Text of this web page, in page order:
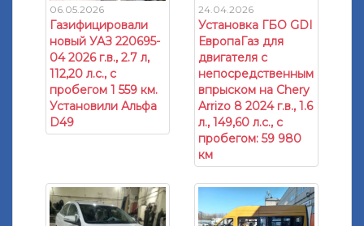
06.05.2026
Газифицировали
новый УАЗ 220695-
04 2026 г.в., 2.7 л,
112,20 л.с., с
пробегом 1 559 км.
Установили Альфа
D49
24.04.2026
Установка ГБО GDI
ЕвропаГаз для
двигателя с
непосредственным
впрыском на Chery
Arrizo 8 2024 г.в., 1.6
л., 149,60 л.с., с
пробегом: 59 980
км